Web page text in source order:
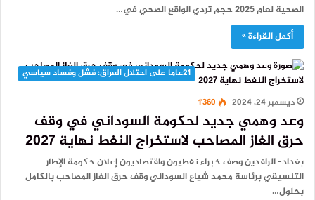
الصحية لعام 2025 حجم تردي الواقع الصحي في…
أكمل القراءة »
21عاما على احتلال العراق: فشل وفساد سياسي
ديسمبر 24, 2024
1٬360
وعد وهمي جديد لحكومة السوداني في وقف
حرق الغاز المصاحب لاستخراج النفط نهاية 2027
بغداد– الرافدين وصف خبراء نفطيون واقتصاديون إعلان حكومة الإطار
التنسيقي برئاسة محمد شياع السوداني وقف حرق الغاز المصاحب بالكامل
بحلول…